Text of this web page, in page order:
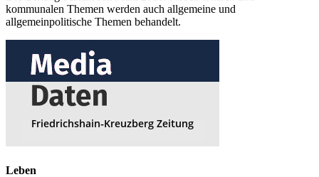
kommunalen Themen werden auch allgemeine und
allgemeinpolitische Themen behandelt.
Leben